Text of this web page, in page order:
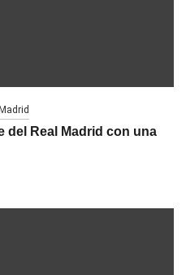
del Real Madrid con una